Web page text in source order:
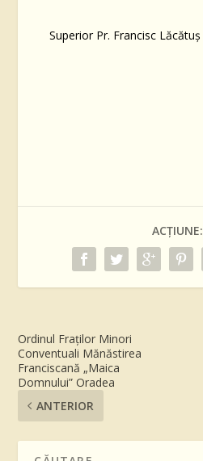
Superior Pr. Francisc Lăcătuș
ACȚIUNE:
Ordinul Fraților Minori
Conventuali Mănăstirea
Franciscană „Maica
Domnului” Oradea
ANTERIOR